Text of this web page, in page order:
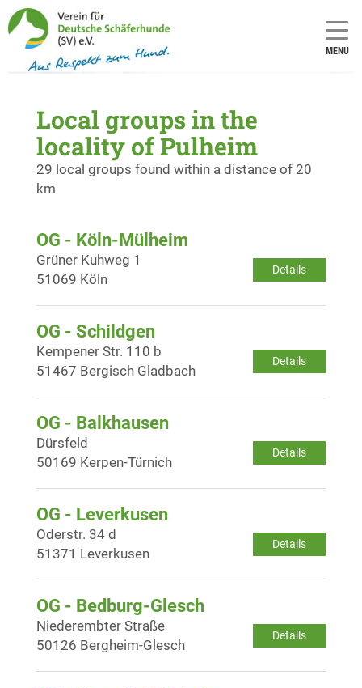
MENU
Local groups in the
locality of Pulheim
29 local groups found within a distance of 20
km
OG - Köln-Mülheim
Details
Grüner Kuhweg 1
51069 Köln
OG - Schildgen
Details
Kempener Str. 110 b
51467 Bergisch Gladbach
OG - Balkhausen
Details
Dürsfeld
50169 Kerpen-Türnich
OG - Leverkusen
Details
Oderstr. 34 d
51371 Leverkusen
OG - Bedburg-Glesch
Details
Niederembter Straße
50126 Bergheim-Glesch